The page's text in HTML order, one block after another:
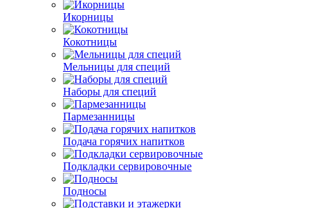
Икорницы
Кокотницы
Мельницы для специй
Наборы для специй
Пармезанницы
Подача горячих напитков
Подкладки сервировочные
Подносы